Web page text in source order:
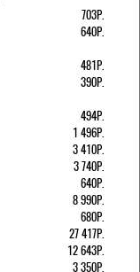
703Р.
640Р.
481Р.
390Р.
494Р.
1 496Р.
3 410Р.
3 740Р.
640Р.
8 990Р.
680Р.
27 417Р.
12 643Р.
3 350Р.